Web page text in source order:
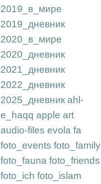
2019_в_мире
2019_дневник
2020_в_мире
2020_дневник
2021_дневник
2022_дневник
2025_дневник ahl-
e_haqq apple art
audio-files evola fa
foto_events foto_family
foto_fauna foto_friends
foto_ich foto_islam